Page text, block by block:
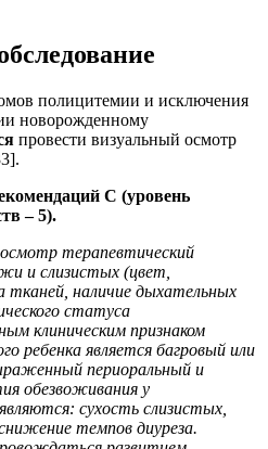
полицитемии и исключения
новорожденному
провести визуальный осмотр
С (уровень
– 5).
терапевтический
и слизистых (цвет,
тканей, наличие дыхательных
статуса
клиническим признаком
ребенка является багровый или
периоральный и
обезвоживания у
сухость слизистых,
темпов диуреза.